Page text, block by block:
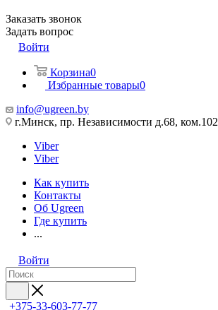
Заказать звонок
Задать вопрос
Войти
Корзина0
Избранные товары0
info@ugreen.by
г.Минск, пр. Независимости д.68, ком.102
Viber
Viber
Как купить
Контакты
Об Ugreen
Где купить
...
Войти
+375-33-603-77-77